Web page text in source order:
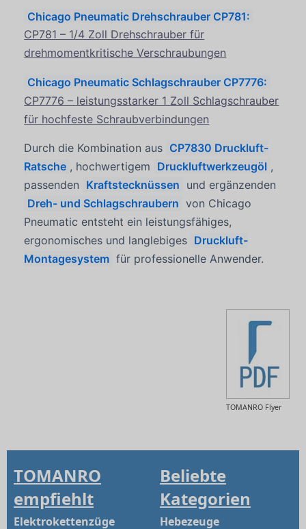
Chicago Pneumatic Drehschrauber CP781:
CP781 – 1/4 Zoll Drehschrauber für
drehmomentkritische Verschraubungen
Chicago Pneumatic Schlagschrauber CP7776:
CP7776 – leistungsstarker 1 Zoll Schlagschrauber
für hochfeste Schraubverbindungen
Durch die Kombination aus CP7830 Druckluft-
Ratsche , hochwertigem Druckluftwerkzeugöl ,
passenden Kraftstecknüssen und ergänzenden
Dreh- und Schlagschraubern von Chicago
Pneumatic entsteht ein leistungsfähiges,
ergonomisches und langlebiges Druckluft-
Montagesystem für professionelle Anwender.
TOMANRO Flyer
TOMANRO
empfiehlt
Elektrokettenzüge
Beliebte
Kategorien
Hebezeuge